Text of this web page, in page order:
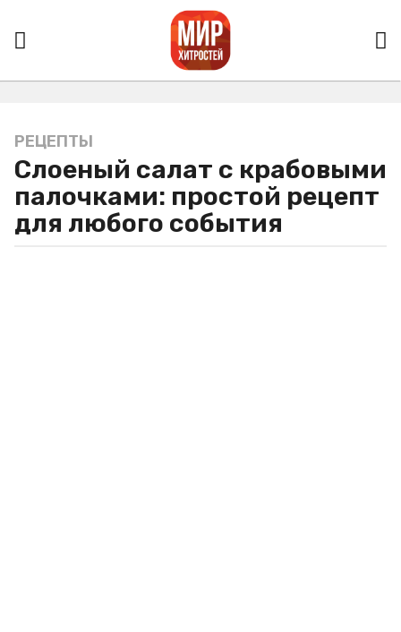
4
г
д
а
РЕЦЕПТЫ
Слоеный салат с крабовыми
палочками: простой рецепт
для любого события